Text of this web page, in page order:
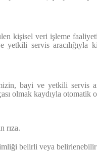
kişisel veri işleme
yetkili servis
bayi ve yetkili
olmak kaydıyla
rıza.
belirli veya